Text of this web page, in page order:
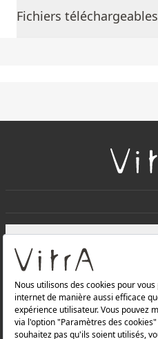
Fichiers téléchargeables
Produits